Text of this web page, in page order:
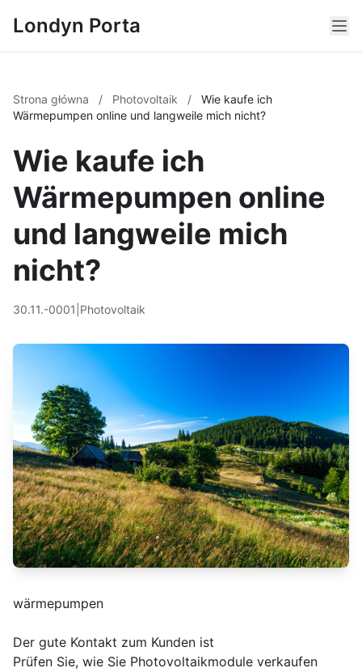
Londyn Porta
Strona główna / Photovoltaik /
Wie kaufe ich
Wärmepumpen online und langweile mich nicht?
Wie kaufe ich
Wärmepumpen online
und langweile mich
nicht?
30.11.-0001 Photovoltaik
wärmepumpen
Der gute Kontakt zum Kunden ist
Prüfen Sie, wie Sie Photovoltaikmodule verkaufen